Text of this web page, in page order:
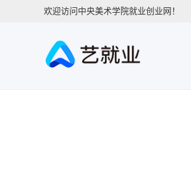
欢迎访问中央美术学院就业创业网！